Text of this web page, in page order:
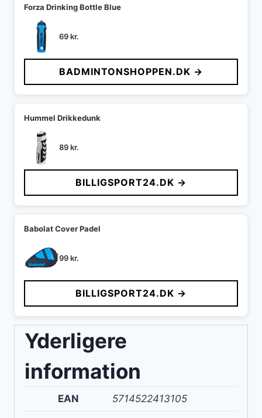
Forza Drinking Bottle Blue
69kr.
BADMINTONSHOPPEN.DK →
Hummel Drikkedunk
89kr.
BILLIGSPORT24.DK →
Babolat Cover Padel
99kr.
BILLIGSPORT24.DK →
Yderligere
information
EAN 5714522413105